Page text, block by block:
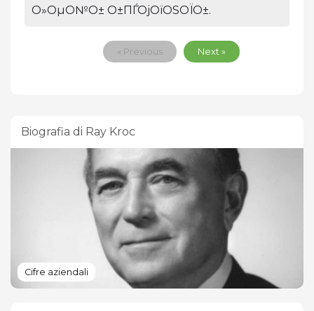
О»ОµО№О± О±ПЃОјОїОЅОЇО±.
« Previous Next »
Biografia di Ray Kroc
Cifre aziendali